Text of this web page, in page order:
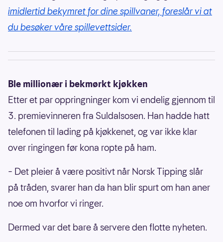
imidlertid bekymret for dine spillvaner, foreslår vi at
du besøker våre spillevettsider.
Ble millionær i bekmørkt kjøkken
Etter et par oppringninger kom vi endelig gjennom til
3. premievinneren fra Suldalsosen. Han hadde hatt
telefonen til lading på kjøkkenet, og var ikke klar
over ringingen før kona ropte på ham.
– Det pleier å være positivt når Norsk Tipping slår
på tråden, svarer han da han blir spurt om han aner
noe om hvorfor vi ringer.
Dermed var det bare å servere den flotte nyheten.